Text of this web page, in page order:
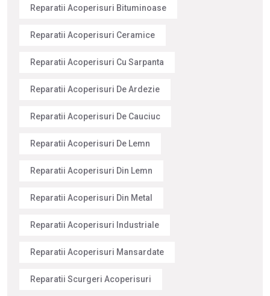
Reparatii Acoperisuri Bituminoase
Reparatii Acoperisuri Ceramice
Reparatii Acoperisuri Cu Sarpanta
Reparatii Acoperisuri De Ardezie
Reparatii Acoperisuri De Cauciuc
Reparatii Acoperisuri De Lemn
Reparatii Acoperisuri Din Lemn
Reparatii Acoperisuri Din Metal
Reparatii Acoperisuri Industriale
Reparatii Acoperisuri Mansardate
Reparatii Scurgeri Acoperisuri